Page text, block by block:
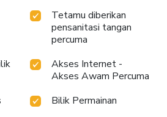
Tetamu diberikan
pensanitasi tangan
percuma
Akses Internet -
Akses Awam Percuma
Bilik Permainan